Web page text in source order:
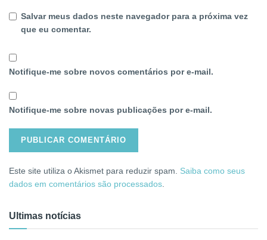
Salvar meus dados neste navegador para a próxima vez
que eu comentar.
Notifique-me sobre novos comentários por e-mail.
Notifique-me sobre novas publicações por e-mail.
Este site utiliza o Akismet para reduzir spam. Saiba como seus
dados em comentários são processados
Ultimas notícias